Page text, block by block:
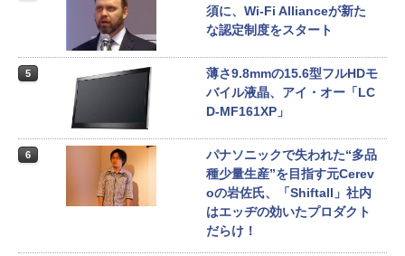
須に、Wi-Fi Allianceが新た
な認定制度をスタート
5
薄さ9.8mmの15.6型フルHDモ
バイル液晶、アイ・オー「LC
D-MF161XP」
6
パナソニックで失われた“多品
種少量生産”を目指す元Cerev
oの岩佐氏、「Shiftall」社内
はエッヂの効いたプロダクト
だらけ！